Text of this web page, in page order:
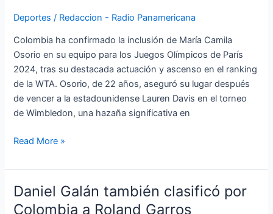
Deportes / Redaccion - Radio Panamericana
Colombia ha confirmado la inclusión de María Camila
Osorio en su equipo para los Juegos Olímpicos de París
2024, tras su destacada actuación y ascenso en el ranking
de la WTA. Osorio, de 22 años, aseguró su lugar después
de vencer a la estadounidense Lauren Davis en el torneo
de Wimbledon, una hazaña significativa en
Read More »
Daniel Galán también clasificó por
Colombia a Roland Garros
Daniel
Galán